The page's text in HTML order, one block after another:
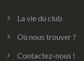
La vie du club
Où nous trouver ?
Contactez-nous !